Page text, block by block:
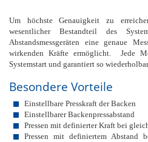
Um höchste Genauigkeit zu
wesentlicher Bestandteil des
Abstandsmessgeräten eine genaue
wirkenden Kräfte ermöglicht. Jede
Systemstart und garantiert so
Besondere Vorteile
Einstellbare Presskraft der Backen
Einstellbarer Backenpressabstand
Pressen mit definierter Kraft bei
Pressen mit definiertem Abstand